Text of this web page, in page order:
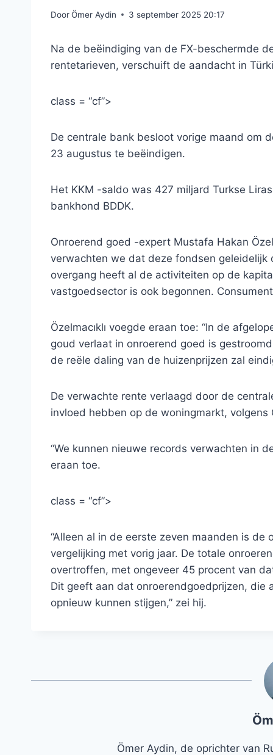
DoorÖmer Aydin 3 september 2025 20:17
Na de beëindiging van de FX-beschermde
rentetarieven, verschuift de aandacht in
class = “cf”>
De centrale bank besloot vorige maand om
23 augustus te beëindigen.
Het KKM -saldo was 427 miljard Turkse
bankhond BDDK.
Onroerend goed -expert Mustafa Hakan
verwachten we dat deze fondsen
overgang heeft al de activiteiten op de
vastgoedsector is ook begonnen.
Özelmacıklı voegde eraan toe: “In de
goud verlaat in onroerend goed is
de reële daling van de huizenprijzen zal
De verwachte rente verlaagd door de
invloed hebben op de woningmarkt, volgens
“We kunnen nieuwe records verwachten in
eraan toe.
class = “cf”>
“Alleen al in de eerste zeven maanden is
vergelijking met vorig jaar. De totale
overtroffen, met ongeveer 45 procent van
Dit geeft aan dat onroerendgoedprijzen,
opnieuw kunnen stijgen,” zei hij.
Ömer Aydin, de oprichter van